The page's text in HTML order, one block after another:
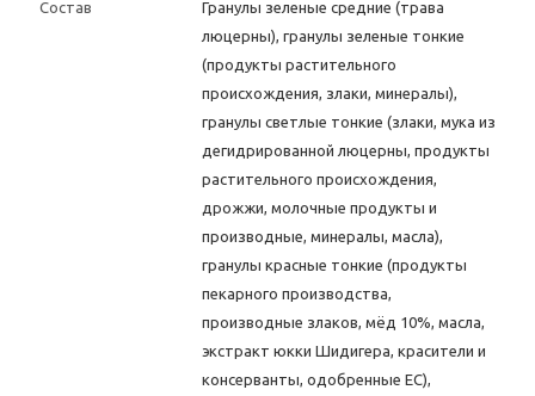
Состав
Гранулы зеленые средние (трава
люцерны), гранулы зеленые тонкие
(продукты растительного
происхождения, злаки, минералы),
гранулы светлые тонкие (злаки, мука из
дегидрированной люцерны, продукты
растительного происхождения,
дрожжи, молочные продукты и
производные, минералы, масла),
гранулы красные тонкие (продукты
пекарного производства,
производные злаков, мёд 10%, масла,
экстракт юкки Шидигера, красители и
консерванты, одобренные ЕС),